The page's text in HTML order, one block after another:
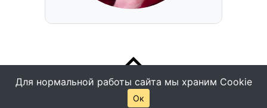
Для нормальной работы сайта мы храним Cookie
Ок